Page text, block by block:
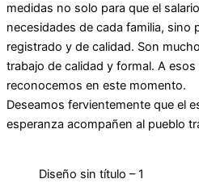
medidas no solo para que el
necesidades de cada familia, sino
registrado y de calidad. Son
trabajo de calidad y formal. A
reconocemos en este momento.
Deseamos fervientemente que el
esperanza acompañen al pueblo
Diseño sin título – 1